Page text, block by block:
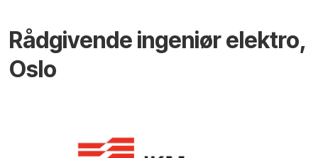
Rådgivende ingeniør elektro,
Oslo